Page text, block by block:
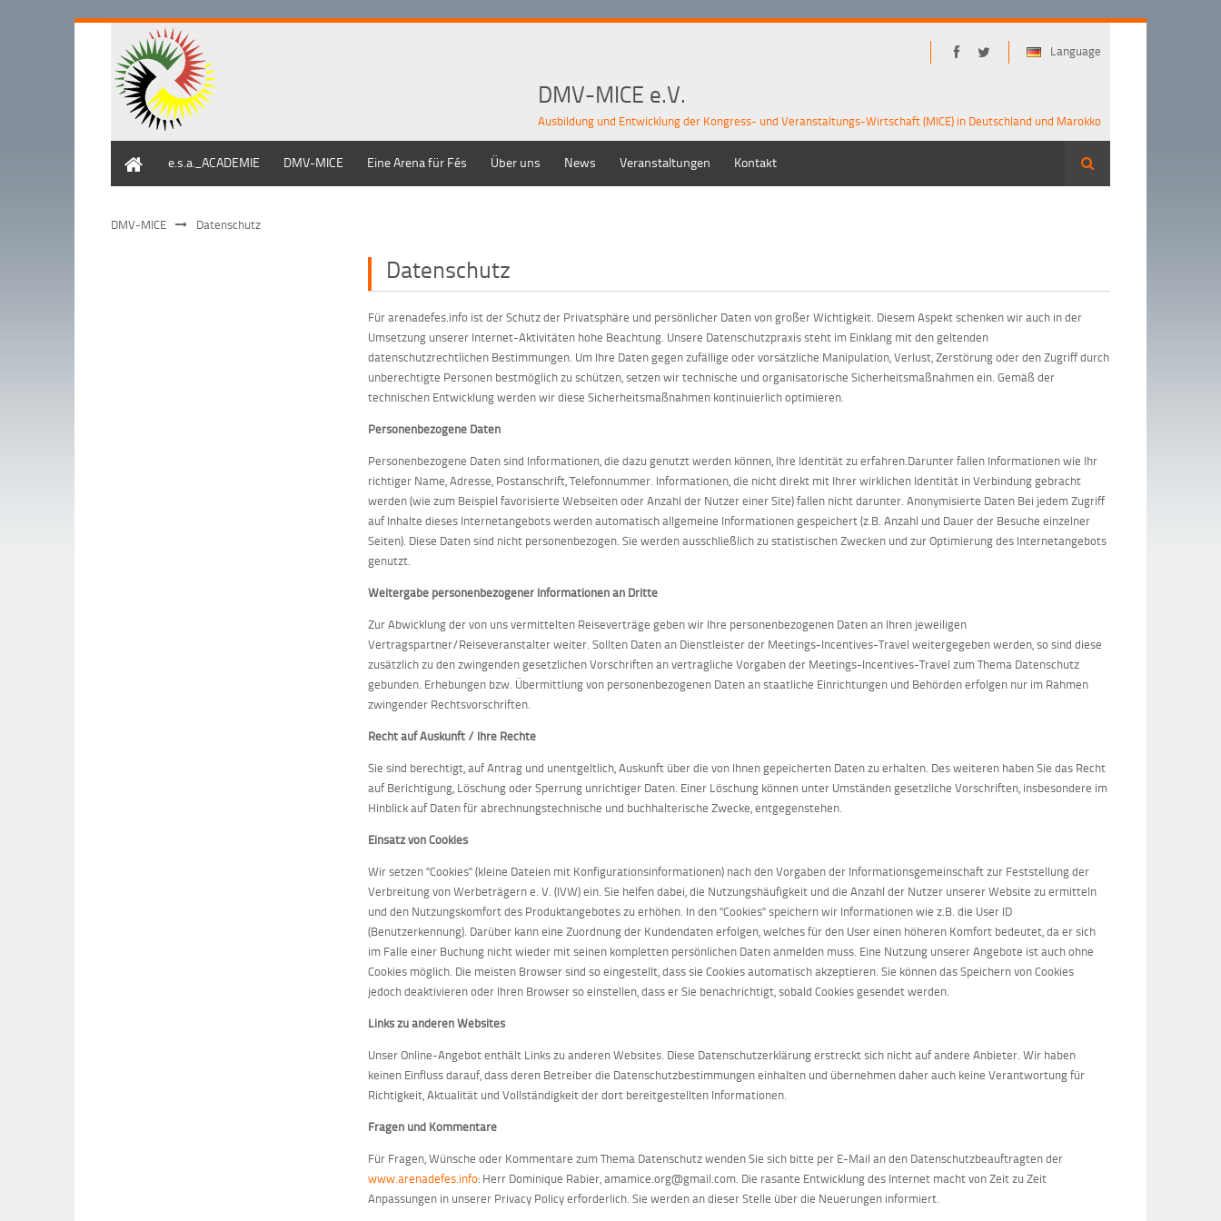
Language
DMV-MICE e.V.
Ausbildung und Entwicklung der Kongress- und Veranstaltungs-Wirtschaft (MICE) in Deutschland und Marokko
e.s.a._ACADEMIE DMV-MICE Eine Arena für Fés Über uns News Veranstaltungen Kontakt Suche
DMV-MICE Datenschutz
Datenschutz
Für arenadefes.info ist der Schutz der Privatsphäre und persönlicher Daten von großer Wichtigkeit. Diesem Aspekt schenken wir auch in der
Umsetzung unserer Internet-Aktivitäten hohe Beachtung. Unsere Datenschutzpraxis steht im Einklang mit den geltenden
datenschutzrechtlichen Bestimmungen. Um Ihre Daten gegen zufällige oder vorsätzliche Manipulation, Verlust, Zerstörung oder den Zugriff durch
unberechtigte Personen bestmöglich zu schützen, setzen wir technische und organisatorische Sicherheitsmaßnahmen ein. Gemäß der
technischen Entwicklung werden wir diese Sicherheitsmaßnahmen kontinuierlich optimieren.
Personenbezogene Daten
Personenbezogene Daten sind Informationen, die dazu genutzt werden können, Ihre Identität zu erfahren.Darunter fallen Informationen wie Ihr
richtiger Name, Adresse, Postanschrift, Telefonnummer. Informationen, die nicht direkt mit Ihrer wirklichen Identität in Verbindung gebracht
werden (wie zum Beispiel favorisierte Webseiten oder Anzahl der Nutzer einer Site) fallen nicht darunter. Anonymisierte Daten Bei jedem Zugriff
auf Inhalte dieses Internetangebots werden automatisch allgemeine Informationen gespeichert (z.B. Anzahl und Dauer der Besuche einzelner
Seiten). Diese Daten sind nicht personenbezogen. Sie werden ausschließlich zu statistischen Zwecken und zur Optimierung des Internetangebots
genutzt.
Weitergabe personenbezogener Informationen an Dritte
Zur Abwicklung der von uns vermittelten Reiseverträge geben wir Ihre personenbezogenen Daten an Ihren jeweiligen
Vertragspartner/Reiseveranstalter weiter. Sollten Daten an Dienstleister der Meetings-Incentives-Travel weitergegeben werden, so sind diese
zusätzlich zu den zwingenden gesetzlichen Vorschriften an vertragliche Vorgaben der Meetings-Incentives-Travel zum Thema Datenschutz
gebunden. Erhebungen bzw. Übermittlung von personenbezogenen Daten an staatliche Einrichtungen und Behörden erfolgen nur im Rahmen
zwingender Rechtsvorschriften.
Recht auf Auskunft / Ihre Rechte
Sie sind berechtigt, auf Antrag und unentgeltlich, Auskunft über die von Ihnen gepeicherten Daten zu erhalten. Des weiteren haben Sie das Recht
auf Berichtigung, Löschung oder Sperrung unrichtiger Daten. Einer Löschung können unter Umständen gesetzliche Vorschriften, insbesondere im
Hinblick auf Daten für abrechnungstechnische und buchhalterische Zwecke, entgegenstehen.
Einsatz von Cookies
Wir setzen "Cookies" (kleine Dateien mit Konfigurationsinformationen) nach den Vorgaben der Informationsgemeinschaft zur Feststellung der
Verbreitung von Werbeträgern e. V. (IVW) ein. Sie helfen dabei, die Nutzungshäufigkeit und die Anzahl der Nutzer unserer Website zu ermitteln
und den Nutzungskomfort des Produktangebotes zu erhöhen. In den "Cookies" speichern wir Informationen wie z.B. die User ID
(Benutzerkennung). Darüber kann eine Zuordnung der Kundendaten erfolgen, welches für den User einen höheren Komfort bedeutet, da er sich
im Falle einer Buchung nicht wieder mit seinen kompletten persönlichen Daten anmelden muss. Eine Nutzung unserer Angebote ist auch ohne
Cookies möglich. Die meisten Browser sind so eingestellt, dass sie Cookies automatisch akzeptieren. Sie können das Speichern von Cookies
jedoch deaktivieren oder Ihren Browser so einstellen, dass er Sie benachrichtigt, sobald Cookies gesendet werden.
Links zu anderen Websites
Unser Online-Angebot enthält Links zu anderen Websites. Diese Datenschutzerklärung erstreckt sich nicht auf andere Anbieter. Wir haben
keinen Einfluss darauf, dass deren Betreiber die Datenschutzbestimmungen einhalten und übernehmen daher auch keine Verantwortung für
Richtigkeit, Aktualität und Vollständigkeit der dort bereitgestellten Informationen.
Fragen und Kommentare
Für Fragen, Wünsche oder Kommentare zum Thema Datenschutz wenden Sie sich bitte per E-Mail an den Datenschutzbeauftragten der
www.arenadefes.info: Herr Dominique Rabier, amamice.org@gmail.com. Die rasante Entwicklung des Internet macht von Zeit zu Zeit
Anpassungen in unserer Privacy Policy erforderlich. Sie werden an dieser Stelle über die Neuerungen informiert.